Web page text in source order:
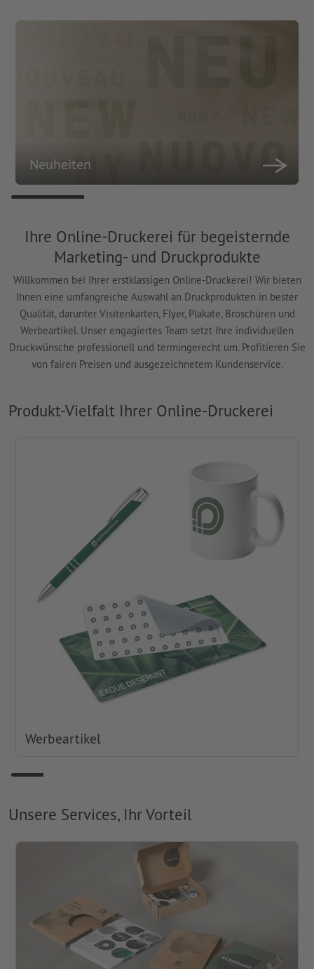
Ihre Online-Druckerei für begeisternde
Marketing- und Druckprodukte
Willkommen bei Ihrer erstklassigen Online-Druckerei! Wir bieten
Ihnen eine umfangreiche Auswahl an Druckprodukten in bester
Qualität, darunter Visitenkarten, Flyer, Plakate, Broschüren und
Werbeartikel. Unser engagiertes Team setzt Ihre individuellen
Druckwünsche professionell und termingerecht um. Profitieren Sie
von fairen Preisen und ausgezeichnetem Kundenservice.
Neuheiten
Produkt-Vielfalt Ihrer Online-Druckerei
Werbeartikel
Unsere Services, Ihr Vorteil